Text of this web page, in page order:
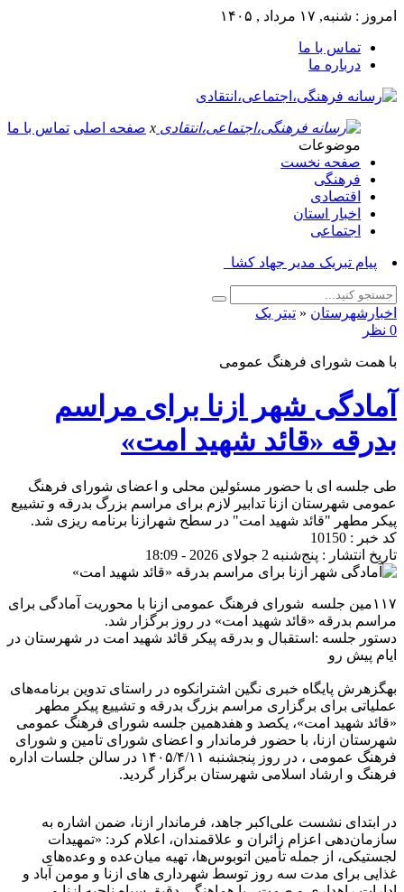
امروز : شنبه, ۱۷ مرداد , ۱۴۰۵
تماس با ما
درباره ما
x صفحه اصلی تماس با ما
موضوعات
صفحه نخست
فرهنگی
اقتصادی
اخبار استان
اجتماعی
پیام تبریک مدیر جهاد کشاورزی ا_
اخبارشهرستان « تیتر یک
0 نظر
با همت شورای فرهنگ عمومی
آمادگی شهر ازنا برای مراسم
بدرقه «قائد شهید امت»
طی جلسه ای با حضور مسئولین محلی و اعضای شورای فرهنگ
عمومی شهرستان ازنا تدابیر لازم برای مراسم بزرگ بدرقه و تشییع
پیکر مطهر "قائد شهید امت" در سطح شهرازنا برنامه ریزی شد.
کد خبر : 10150
تاریخ انتشار : پنج‌شنبه 2 جولای 2026 - 18:09
۱۱۷مین جلسه شورای فرهنگ عمومی ازنا با محوریت آمادگی برای
مراسم بدرقه «قائد شهید امت» در روز برگزار شد.
دستور جلسه :استقبال و بدرقه پیکر قائد شهید امت در شهرستان در
ایام پیش رو
بهگزهرش پایگاه خبری نگین اشترانکوه در راستای تدوین برنامه‌های
عملیاتی برای برگزاری مراسم بزرگ بدرقه و تشییع پیکر مطهر
«قائد شهید امت»، یکصد و هفدهمین جلسه شورای فرهنگ عمومی
شهرستان ازنا، با حضور فرماندار و اعضای شورای تامین و شورای
فرهنگ عمومی ، در روز پنجشنبه ١۴٠۵/۴/١١ در سالن جلسات اداره
فرهنگ و ارشاد اسلامی شهرستان برگزار گردید.
در ابتدای نشست علی‌اکبر جاهد، فرماندار ازنا، ضمن اشاره به
سازمان‌دهی اعزام زائران و علاقمندان، اعلام کرد: «تمهیدات
لجستیکی، از جمله تأمین اتوبوس‌ها، تهیه میان‌عده و وعده‌های
غذایی برای مدت سه روز توسط شهرداری های ازنا و مومن آباد و